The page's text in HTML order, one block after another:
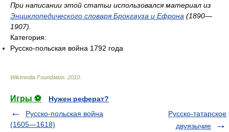
При написании этой статьи использовался материал из
Энциклопедического словаря Брокгауза и Ефрона (1890—
1907).
Категория:
Русско-польская война 1792 года
Wikimedia Foundation 2010
Игры ⚽
Нужен реферат?
Русско-польская война
(1605—1618)
Русско-татарское
двуязычие